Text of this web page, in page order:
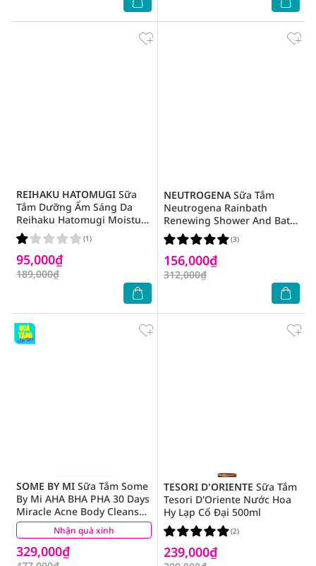
REIHAKU HATOMUGI Sữa
Tắm Dưỡng Ẩm Sáng Da
Reihaku Hatomugi Moisture
Rich Body Soap 600ml
95,000₫
189,000₫
(1)
NEUTROGENASữa Tắm
Neutrogena Rainbath
Renewing Shower And Bath
Gel Pear & Green Tea 473ml
156,000₫
312,000₫
(3)
Nhận quà xinh
SOME BY MI Sữa Tắm Some
By Mi AHA BHA PHA 30 Days
Miracle Acne Body Cleanser
Giảm Mụn Lưng 400g
329,000₫
(1)
TESORI D'ORIENTE Sữa Tắm
Tesori D'Oriente Nước Hoa
Hy Lạp Cổ Đại 500ml
239,000₫
(2)